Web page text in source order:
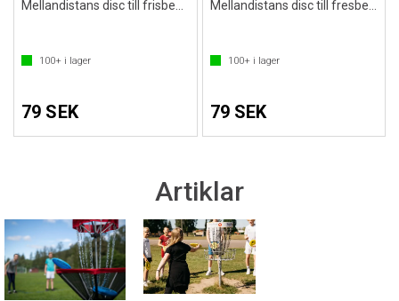
100+ i lager
79 SEK
100+i lager
79 SEK
Artiklar